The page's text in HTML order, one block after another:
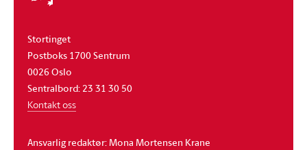
Stortinget
Postboks 1700 Sentrum
0026 Oslo
Sentralbord: 23 31 30 50
Kontakt oss
Ansvarlig redaktør: Mona Mortensen Krane